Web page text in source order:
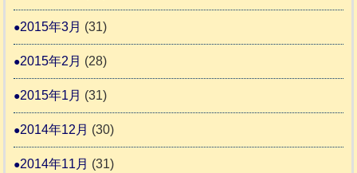
2015年3月 (31)
2015年2月 (28)
2015年1月 (31)
2014年12月 (30)
2014年11月 (31)